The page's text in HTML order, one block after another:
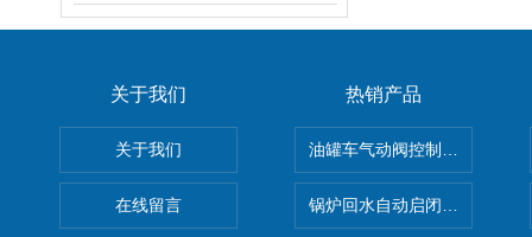
关于我们
关于我们
在线留言
热销产品
油罐车气动阀控制气动组合
锅炉回水自动启闭阀KTH41X